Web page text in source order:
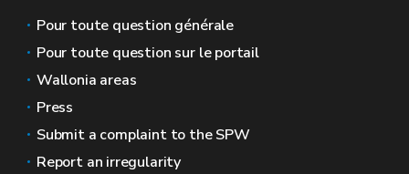
Pour toute question générale
Pour toute question sur le portail
Wallonia areas
Press
Submit a complaint to the SPW
Report an irregularity